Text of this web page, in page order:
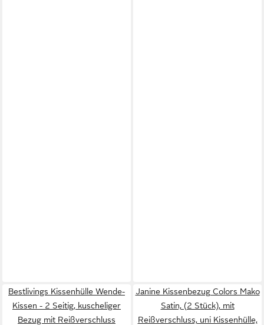
Bestlivings Kissenhülle Wende-
Kissen - 2 Seitig, kuscheliger
Bezug mit Reißverschluss
Janine Kissenbezug Colors Mako
Satin, (2 Stück), mit
Reißverschluss, uni Kissenhülle,